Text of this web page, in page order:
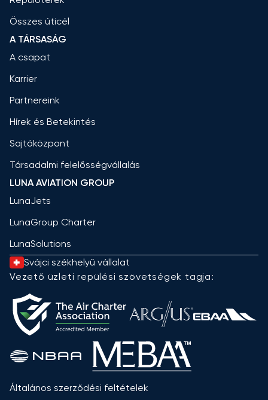
Összes úticél
A TÁRSASÁG
A csapat
Karrier
Partnereink
Hírek és Betekintés
Sajtóközpont
Társadalmi felelősségvállalás
LUNA AVIATION GROUP
LunaJets
LunaGroup Charter
LunaSolutions
Svájci székhelyű vállalat
Vezető üzleti repülési szövetségek tagja:
Általános szerződési feltételek